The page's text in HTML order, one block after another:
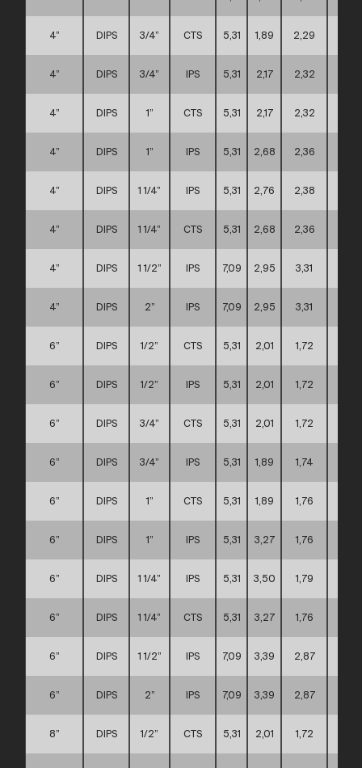
4” DIPS 3/4” CTS 5,31 1,89 2,29
4” DIPS 3/4” IPS 5,31 2,17 2,32
4” DIPS 1” CTS 5,31 2,17 2,32
4” DIPS 1” IPS 5,31 2,68 2,36
4” DIPS 1 1/4” IPS 5,31 2,76 2,38
4” DIPS 1 1/4” CTS 5,31 2,68 2,36
4” DIPS 1 1/2” IPS 7,09 2,95 3,31
4” DIPS 2” IPS 7,09 2,95 3,31
6” DIPS 1/2” CTS 5,31 2,01 1,72
6” DIPS 1/2” IPS 5,31 2,01 1,72
6” DIPS 3/4” CTS 5,31 2,01 1,72
6” DIPS 3/4” IPS 5,31 1,89 1,74
6” DIPS 1” CTS 5,31 1,89 1,76
6” DIPS 1” IPS 5,31 3,27 1,76
6” DIPS 1 1/4” IPS 5,31 3,50 1,79
6” DIPS 1 1/4” CTS 5,31 3,27 1,76
6” DIPS 1 1/2” IPS 7,09 3,39 2,87
6” DIPS 2” IPS 7,09 3,39 2,87
8” DIPS 1/2” CTS 5,31 2,01 1,72